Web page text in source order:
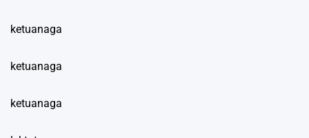
ketuanaga
ketuanaga
ketuanaga